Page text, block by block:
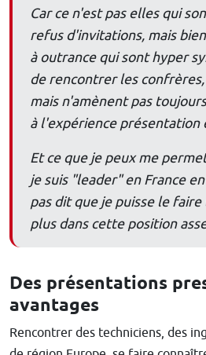
Car ce n'est pas elles qui
refus d'invitations, mais
à outrance qui sont hyper
de rencontrer les
mais n'amènent pas
à l'expérience présentation
Et ce que je peux me
je suis "leader" en France
pas dit que je puisse le
plus dans cette position
Des présentations
avantages
Rencontrer des techniciens, des